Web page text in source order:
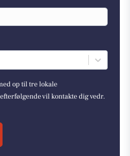
op til tre lokale
vil kontakte dig vedr.